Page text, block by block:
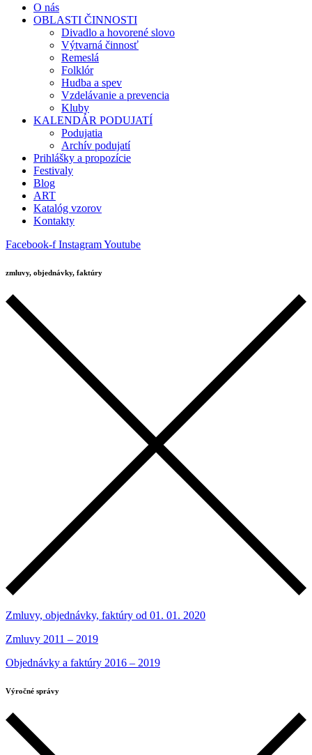
O nás
OBLASTI ČINNOSTI
Divadlo a hovorené slovo
Výtvarná činnosť
Remeslá
Folklór
Hudba a spev
Vzdelávanie a prevencia
Kluby
KALENDÁR PODUJATÍ
Podujatia
Archív podujatí
Prihlášky a propozície
Festivaly
Blog
ART
Katalóg vzorov
Kontakty
Facebook-f InstagramYoutube
zmluvy, objednávky, faktúry
Zmluvy, objednávky, faktúry od 01. 01. 2020
Zmluvy 2011 – 2019
Objednávky a faktúry 2016 – 2019
Výročné správy